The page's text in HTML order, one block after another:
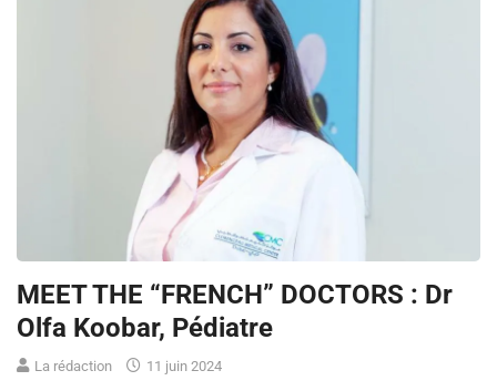
MEET THE “FRENCH” DOCTORS : Dr
Olfa Koobar, Pédiatre
La rédaction 11 juin 2024